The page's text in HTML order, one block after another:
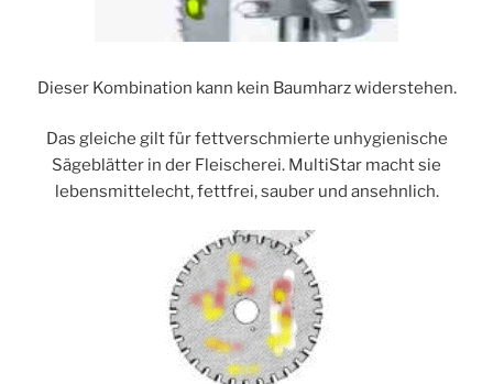
Dieser Kombination kann kein Baumharz widerstehen.
Das gleiche gilt für fettverschmierte unhygienische
Sägeblätter in der Fleischerei. MultiStar macht sie
lebensmittelecht, fettfrei, sauber und ansehnlich.